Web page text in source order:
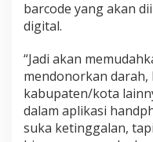
barcode yang akan
digital.
“Jadi akan
mendonorkan darah,
kabupaten/kota
dalam aplikasi
suka ketinggalan,